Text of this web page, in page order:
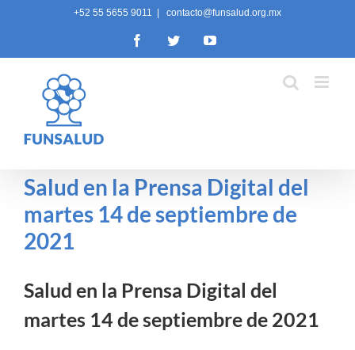
+52 55 5655 9011 contacto@funsalud.org.mx
FacebookTwitterYouTube
Salud en la Prensa Digital del
martes 14 de septiembre de
2021
Salud en la Prensa Digital del
martes 14 de septiembre de 2021